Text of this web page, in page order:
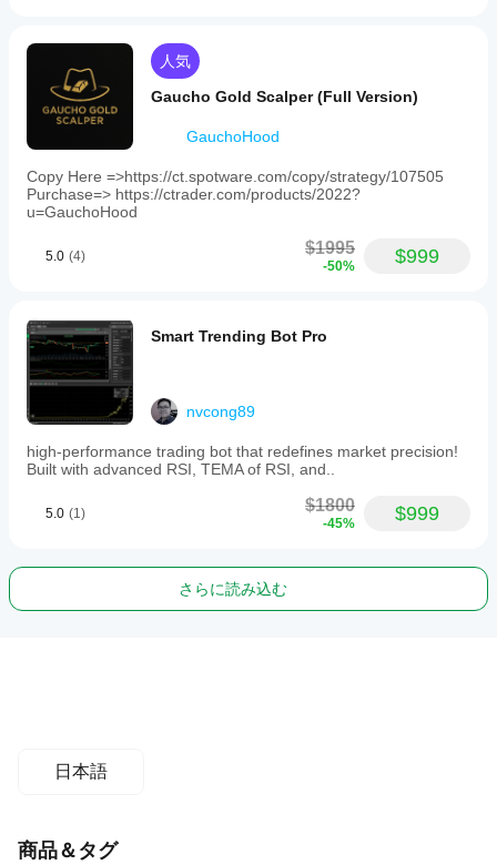
人気
Gaucho Gold Scalper (Full Version)
GauchoHood
Copy Here =>https://ct.spotware.com/copy/strategy/107505
Purchase=> https://ctrader.com/products/2022?
u=GauchoHood
5.0 (4) $1995
-50% $999
Smart Trending Bot Pro
nvcong89
high-performance trading bot that redefines market precision!
Built with advanced RSI, TEMA of RSI, and..
5.0 (1) $1800
-45% $999
さらに読み込む
日本語
商品＆タグ